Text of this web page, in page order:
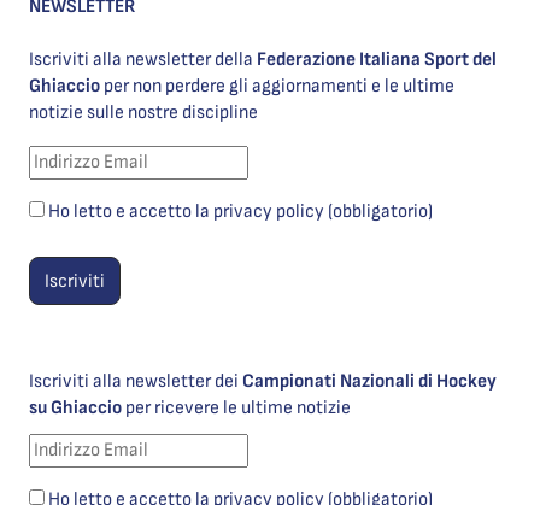
NEWSLETTER
Iscriviti alla newsletter della Federazione Italiana Sport del
Ghiaccio per non perdere gli aggiornamenti e le ultime
notizie sulle nostre discipline
Ho letto e accetto la privacy policy (obbligatorio)
Iscriviti alla newsletter dei Campionati Nazionali di Hockey
su Ghiaccio per ricevere le ultime notizie
Ho letto e accetto la privacy policy (obbligatorio)